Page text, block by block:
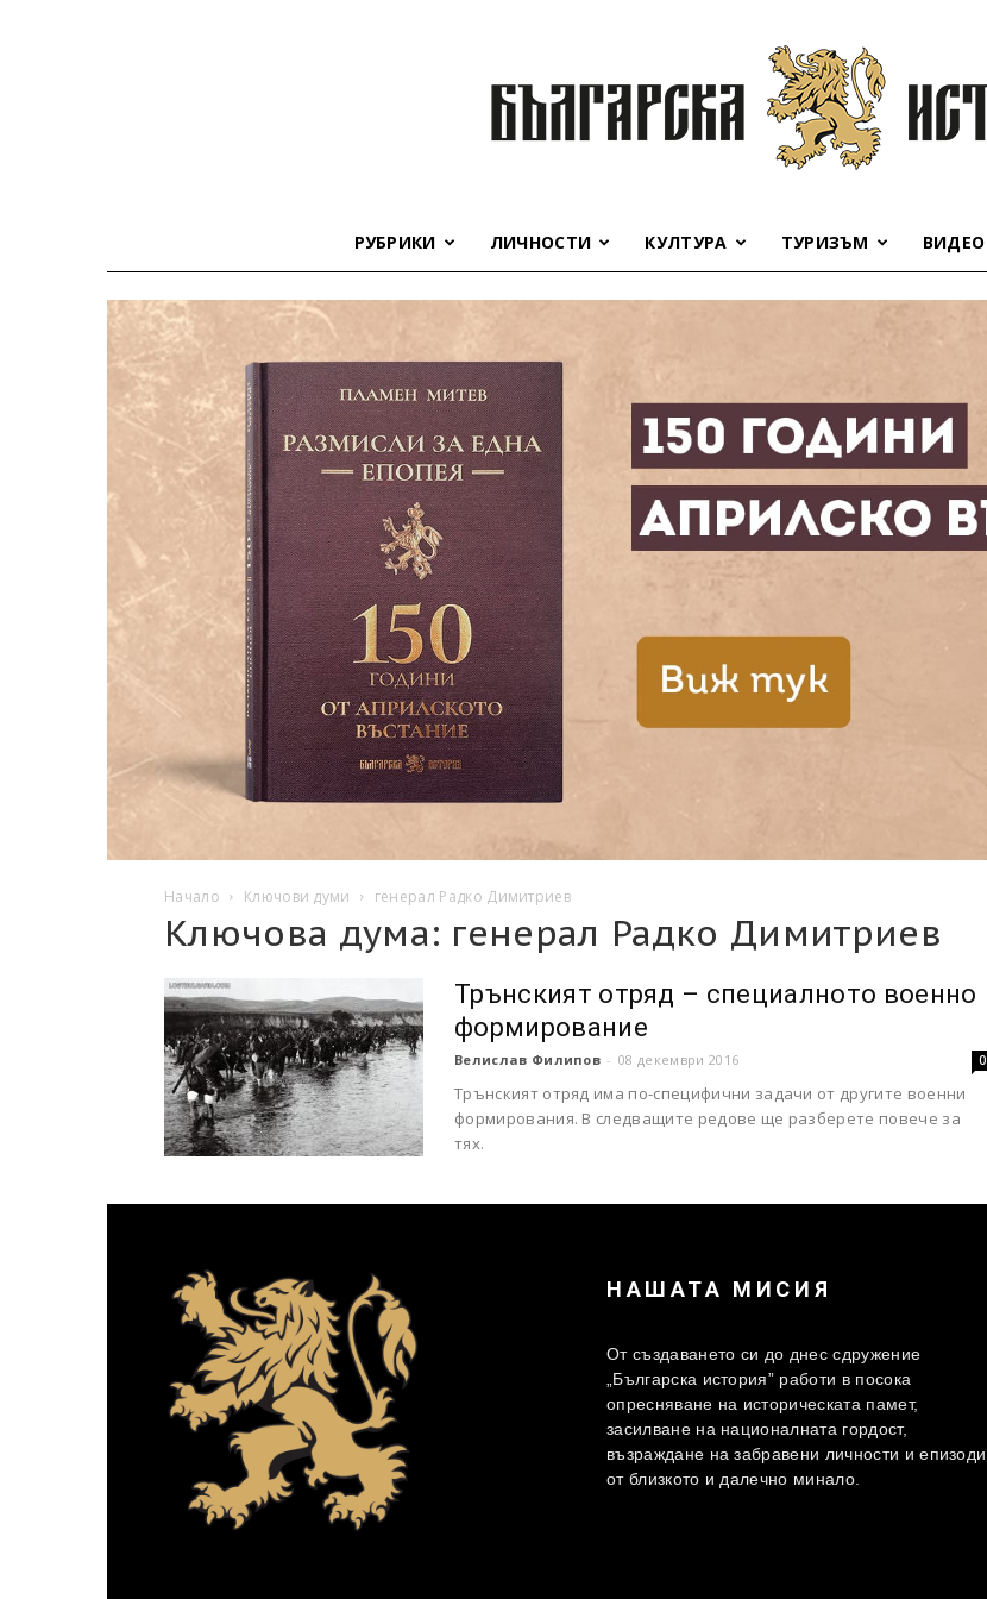
история
РУБРИКИ ЛИЧНОСТИ КУЛТУРА ТУРИЗЪМ ВИДЕО
Начало Ключови думи генерал Радко Димитриев
Ключова дума: генерал Радко Димитриев
Трънският отряд – специалното военно
формирование
Велислав Филипов - 08 декември 2016 0
Трънският отряд има по-специфични задачи от другите военни
формирования. В следващите редове ще разберете повече за
тях.
НАШАТА МИСИЯ
От създаването си до днес сдружение
„Българска история” работи в посока
опресняване на историческата памет,
засилване на националната гордост,
възраждане на забравени личности и епизоди
от близкото и далечно минало.